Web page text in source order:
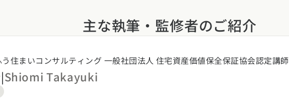
高知県
岡県佐賀県長崎県熊本県 大分県 宮崎県鹿児島県沖縄県
主な執筆・監修者のご紹介
住まいコンサルティング 一般社団法人 住宅資産価値保全保証協会認定講師
|Shiomi Takayuki